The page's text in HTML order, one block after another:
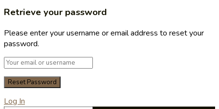
Retrieve your password
Please enter your username or email address to reset your
password.
Log In